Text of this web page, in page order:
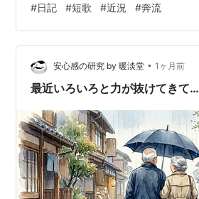
気づく流れ続ける霊性の音
#日記 #短歌 #近況 #奔流
安心感の研究 by 暖淡堂 • 1ヶ月前
最近いろいろと力が抜けてきて…